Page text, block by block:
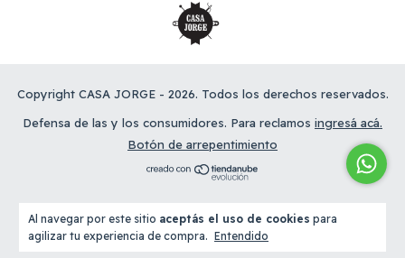
Al navegar por este sitio aceptás el uso de cookies para
agilizar tu experiencia de compra. Entendido
Copyright CASA JORGE - 2026. Todos los derechos reservados.
Defensa de las y los consumidores. Para reclamos ingresá acá.
Botón de arrepentimiento